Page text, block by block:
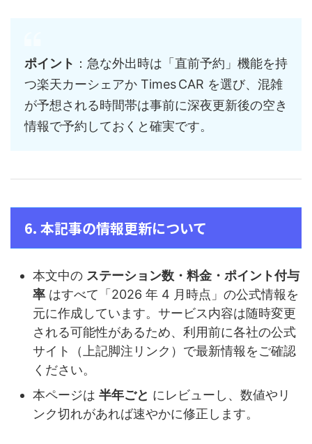
ポイント ：急な外出時は「直前予約」機能を持
つ楽天カーシェアか Times CAR を選び、混雑
が予想される時間帯は事前に深夜更新後の空き
情報で予約しておくと確実です。
6. 本記事の情報更新について
本文中の ステーション数・料金・ポイント付与
率 はすべて「2026 年 4 月時点」の公式情報を
元に作成しています。サービス内容は随時変更
される可能性があるため、利用前に各社の公式
サイト（上記脚注リンク）で最新情報をご確認
ください。
本ページは 半年ごと にレビューし、数値やリ
ンク切れがあれば速やかに修正します。